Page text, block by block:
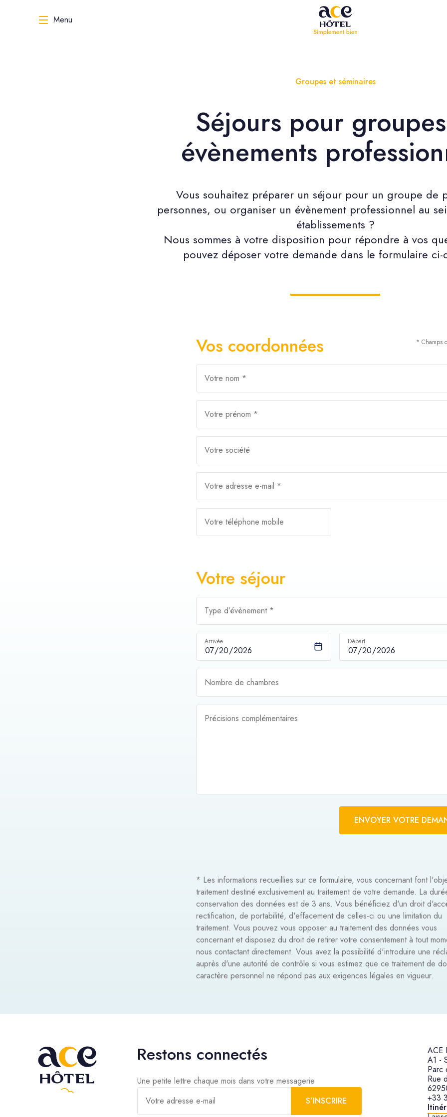
Menu
Groupes et séminaires
Séjours pour
évènements
Vous souhaitez préparer un séjour pour un groupe de
personnes, ou organiser un évènement professionnel au
établissements ?
Nous sommes à votre disposition pour répondre à vos
pouvez déposer votre demande dans le formulaire ci-
Vos coordonnées * Champs
Votre nom *
Votre prénom *
Votre société
Votre adresse e-mail *
Votre téléphone mobile
Votre séjour
Type d’évènement *
Arrivée Départ
Nombre de chambres
Précisions complémentaires
ENVOYER VOTRE
* Les informations recueillies sur ce formulaire, vous concernant font
traitement destiné exclusivement au traitement de votre demande. La
conservation des données est de 3 ans. Vous bénéficiez d'un droit
rectification, de portabilité, d'effacement de celles-ci ou une limitation du
traitement. Vous pouvez vous opposer au traitement des données vous
concernant et disposez du droit de retirer votre consentement à tout
nous contactant directement. Vous avez la possibilité d'introduire une
auprès d'une autorité de contrôle si vous estimez que ce traitement de
caractère personnel ne répond pas aux exigences légales en vigueur.
Restons connectés
Une petite lettre chaque mois dans votre messagerie
Votre adresse e-mail
S’INSCRIRE
ACE
A1 -
Parc
Rue
+33